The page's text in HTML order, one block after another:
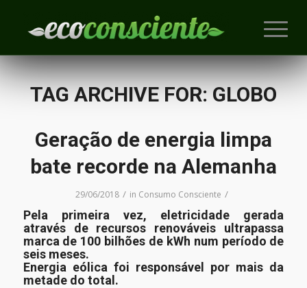
TAG ARCHIVE FOR:GLOBO
Geração de energia limpa
bate recorde na Alemanha
29/06/2018 / in Consumo Consciente /
Pela primeira vez, eletricidade gerada
através de recursos renováveis ultrapassa
marca de 100 bilhões de kWh num período de
seis meses.
Energia eólica foi responsável por mais da
metade do total.